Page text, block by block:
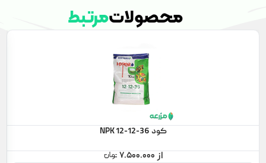
محصولاتمرتبط
کود NPK 12-12-36
۷.۵۰۰.۰۰۰